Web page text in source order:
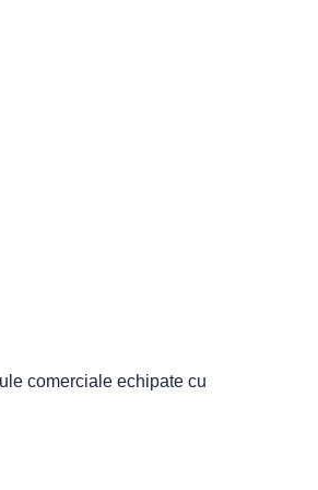
comerciale echipate cu